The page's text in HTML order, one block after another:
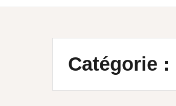
Catégorie :